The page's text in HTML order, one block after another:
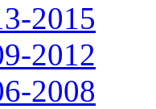
2015
2012
2008